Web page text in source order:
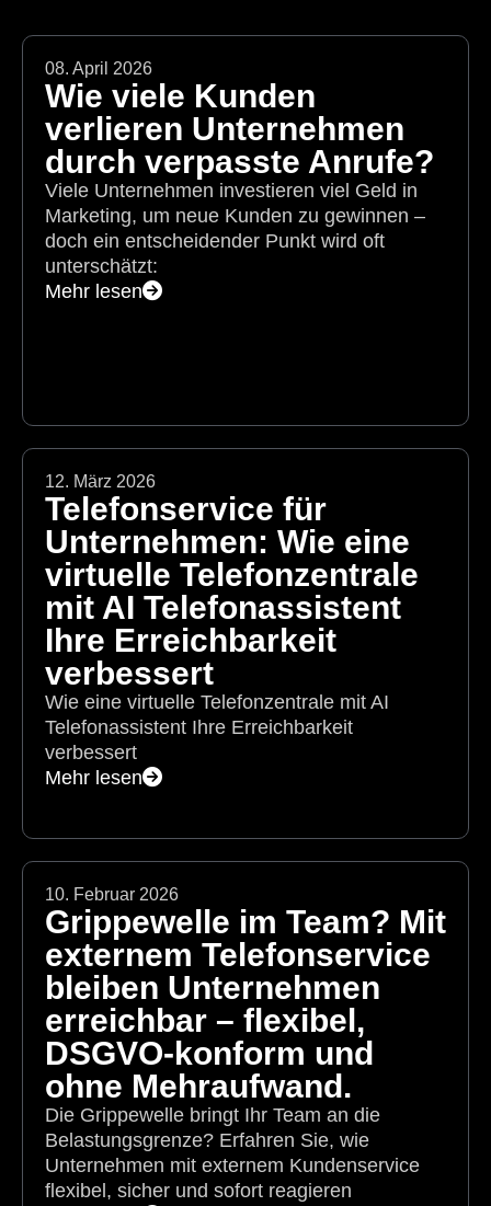
08. April 2026
Wie viele Kunden
verlieren Unternehmen
durch verpasste Anrufe?
Viele Unternehmen investieren viel Geld in
Marketing, um neue Kunden zu gewinnen –
doch ein entscheidender Punkt wird oft
unterschätzt:
Mehr lesen
12. März 2026
Telefonservice für
Unternehmen: Wie eine
virtuelle Telefonzentrale
mit AI Telefonassistent
Ihre Erreichbarkeit
verbessert
Wie eine virtuelle Telefonzentrale mit AI
Telefonassistent Ihre Erreichbarkeit
verbessert
Mehr lesen
10. Februar 2026
Grippewelle im Team? Mit
externem Telefonservice
bleiben Unternehmen
erreichbar – flexibel,
DSGVO-konform und
ohne Mehraufwand.
Die Grippewelle bringt Ihr Team an die
Belastungsgrenze? Erfahren Sie, wie
Unternehmen mit externem Kundenservice
flexibel, sicher und sofort reagieren